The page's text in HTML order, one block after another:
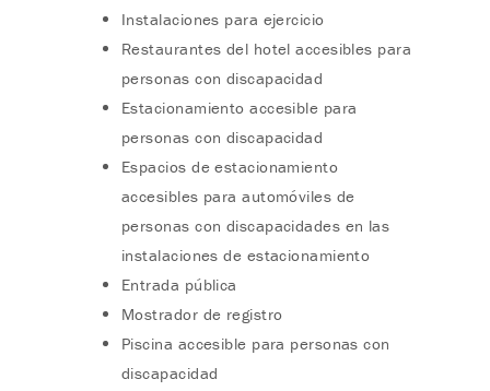
Instalaciones para ejercicio
Restaurantes del hotel accesibles para
personas con discapacidad
Estacionamiento accesible para
personas con discapacidad
Espacios de estacionamiento
accesibles para automóviles de
personas con discapacidades en las
instalaciones de estacionamiento
Entrada pública
Mostrador de registro
Piscina accesible para personas con
discapacidad